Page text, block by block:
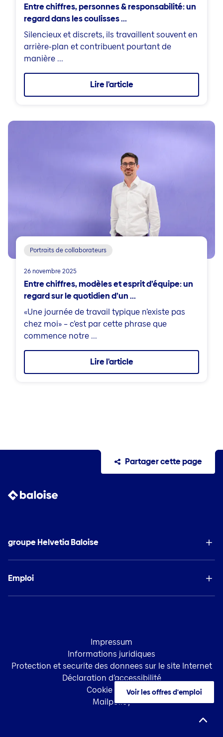
Entre chiffres, personnes & responsabilité: un
regard dans les coulisses ...
Silencieux et discrets, ils travaillent souvent en
arrière-plan et contribuent pourtant de
manière ...
Lire l'article
Portraits de collaborateurs
26 novembre 2025
Entre chiffres, modèles et esprit d’équipe: un
regard sur le quotidien d’un ...
«Une journée de travail typique n’existe pas
chez moi» – c’est par cette phrase que
commence notre ...
Lire l'article
Voir les offres d'emploi
Partager cette page
groupe Helvetia Baloise
Emploi
Impressum
Informations juridiques
Protection et securite des donnees sur le site Internet
Déclaration d’accessibilité
Cookie Policy
Mailpolicy